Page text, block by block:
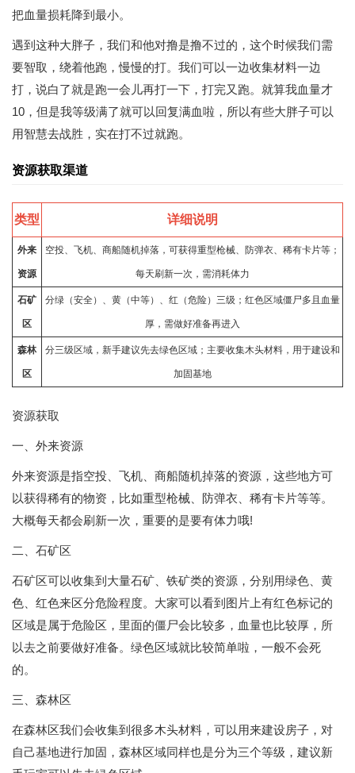
把血量损耗降到最小。
遇到这种大胖子，我们和他对撸是撸不过的，这个时候我们需
要智取，绕着他跑，慢慢的打。我们可以一边收集材料一边
打，说白了就是跑一会儿再打一下，打完又跑。就算我血量才
10，但是我等级满了就可以回复满血啦，所以有些大胖子可以
用智慧去战胜，实在打不过就跑。
资源获取渠道
类型 详细说明
外来
资源
空投、飞机、商船随机掉落，可获得重型枪械、防弹衣、稀有卡片等；
每天刷新一次，需消耗体力
石矿
区
分绿（安全）、黄（中等）、红（危险）三级；红色区域僵尸多且血量
厚，需做好准备再进入
森林
区
分三级区域，新手建议先去绿色区域；主要收集木头材料，用于建设和
加固基地
资源获取
一、外来资源
外来资源是指空投、飞机、商船随机掉落的资源，这些地方可
以获得稀有的物资，比如重型枪械、防弹衣、稀有卡片等等。
大概每天都会刷新一次，重要的是要有体力哦!
二、石矿区
石矿区可以收集到大量石矿、铁矿类的资源，分别用绿色、黄
色、红色来区分危险程度。大家可以看到图片上有红色标记的
区域是属于危险区，里面的僵尸会比较多，血量也比较厚，所
以去之前要做好准备。绿色区域就比较简单啦，一般不会死
的。
三、森林区
在森林区我们会收集到很多木头材料，可以用来建设房子，对
自己基地进行加固，森林区域同样也是分为三个等级，建议新